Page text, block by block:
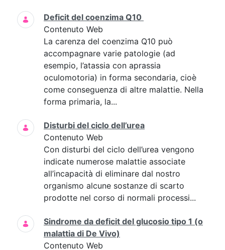
Deficit del coenzima Q10
Contenuto Web
La carenza del coenzima Q10 può
accompagnare varie patologie (ad
esempio, l’atassia con aprassia
oculomotoria) in forma secondaria, cioè
come conseguenza di altre malattie. Nella
forma primaria, la...
Disturbi del ciclo dell’urea
Contenuto Web
Con disturbi del ciclo dell’urea vengono
indicate numerose malattie associate
all’incapacità di eliminare dal nostro
organismo alcune sostanze di scarto
prodotte nel corso di normali processi...
Sindrome da deficit del glucosio tipo 1 (o
malattia di De Vivo)
Contenuto Web